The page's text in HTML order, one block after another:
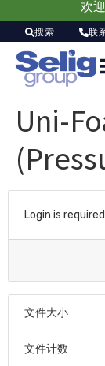
欢
搜索 联
Uni-
Login is
文件大小
文件计数